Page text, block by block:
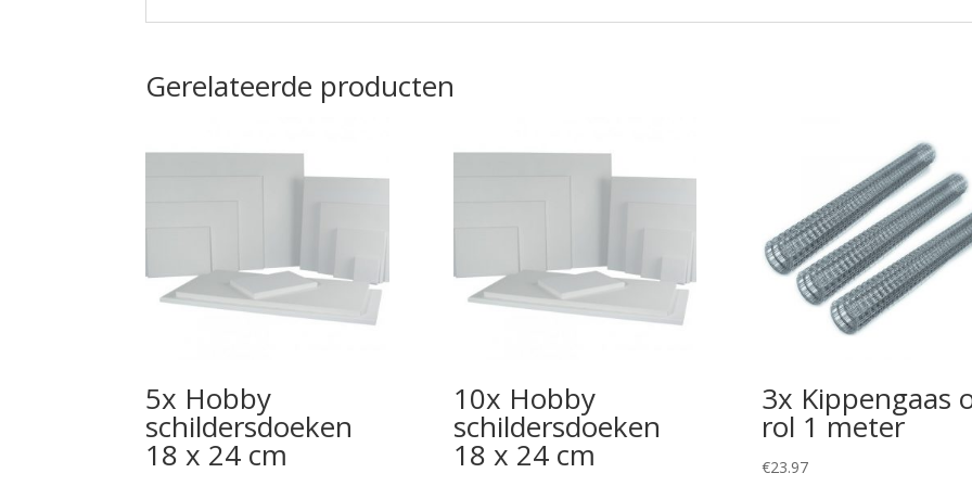
Gerelateerde producten
5x Hobby
schildersdoeken
18 x 24 cm
10x Hobby
schildersdoeken
18 x 24 cm
3x Kippengaas
rol 1 meter
€23.97